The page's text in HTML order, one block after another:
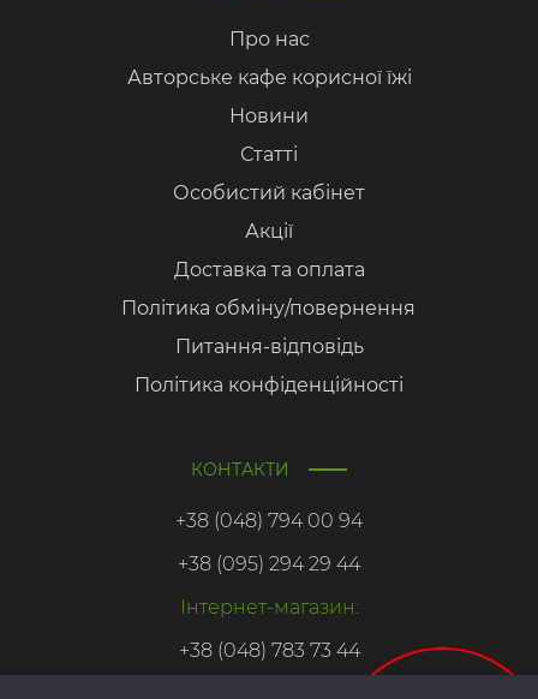
Про нас
Авторське кафе корисної їжі
Новини
Статті
Особистий кабінет
Акції
Доставка та оплата
Політика обміну/повернення
Питання-відповідь
Політика конфіденційності
КОНТАКТИ
+38 (048) 794 00 94
+38 (095) 294 29 44
Інтернет-магазин:
+38 (048) 783 73 44